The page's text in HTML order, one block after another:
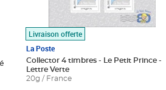
Livraison offerte
La Poste
Collector 4 timbres - Le Petit Prince -
Lettre Verte
20g / France